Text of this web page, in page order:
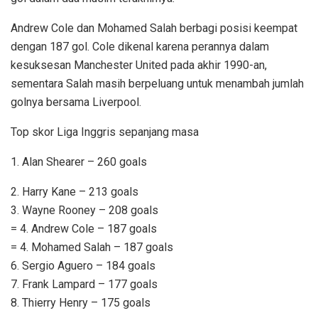
Andrew Cole dan Mohamed Salah berbagi posisi keempat
dengan 187 gol. Cole dikenal karena perannya dalam
kesuksesan Manchester United pada akhir 1990-an,
sementara Salah masih berpeluang untuk menambah jumlah
golnya bersama Liverpool.
Top skor Liga Inggris sepanjang masa
1. Alan Shearer – 260 goals
2. Harry Kane – 213 goals
3. Wayne Rooney – 208 goals
= 4. Andrew Cole – 187 goals
= 4. Mohamed Salah – 187 goals
6. Sergio Aguero – 184 goals
7. Frank Lampard – 177 goals
8. Thierry Henry – 175 goals